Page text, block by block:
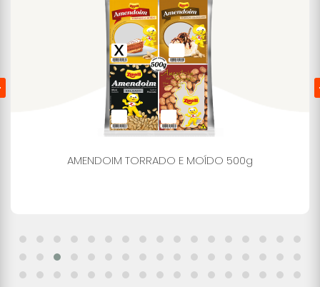
AMENDOIM TORRADO E MOÍDO 500g